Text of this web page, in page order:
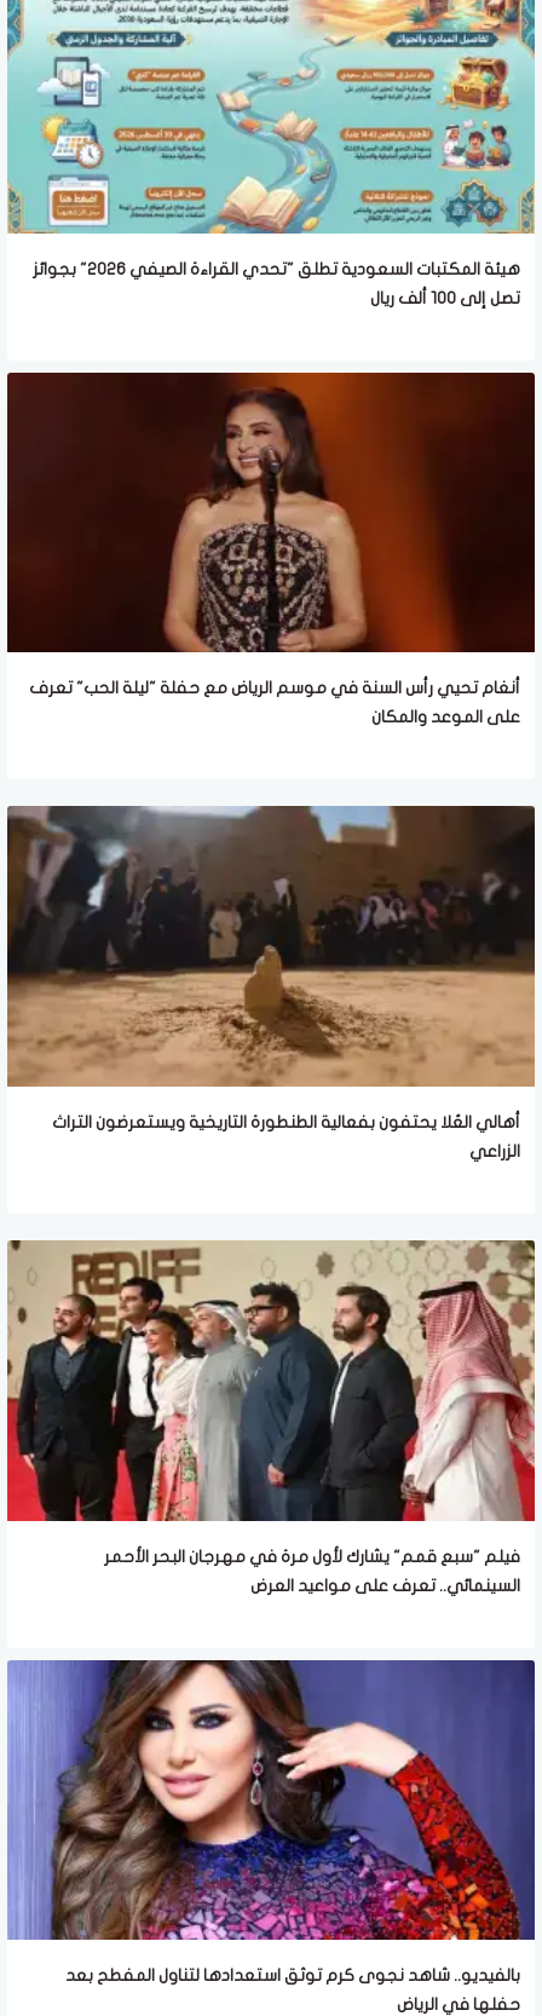
هيئة المكتبات السعودية تطلق "تحدي القراءة الصيفي 2026" بجوائز
تصل إلى 100 ألف ريال
أنغام تحيي رأس السنة في موسم الرياض مع حفلة "ليلة الحب" تعرف
على الموعد والمكان
أهالي العُلا يحتفون بفعالية الطنطورة التاريخية ويستعرضون التراث
الزراعي
فيلم "سبع قمم" يشارك لأول مرة في مهرجان البحر الأحمر
السينمائي.. تعرف على مواعيد العرض
بالفيديو.. شاهد نجوى كرم توثق استعدادها لتناول المفطح بعد
حفلها في الرياض